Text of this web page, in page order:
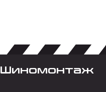
Шиномонтаж